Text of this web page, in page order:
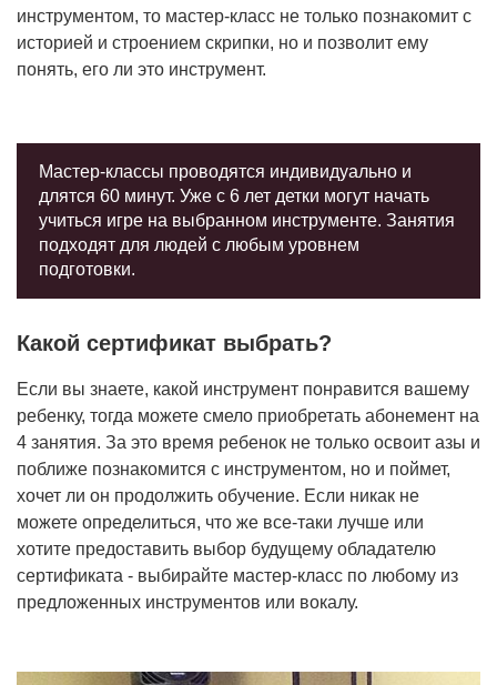
инструментом, то мастер-класс не только познакомит с
историей и строением скрипки, но и позволит ему
понять, его ли это инструмент.
Мастер-классы проводятся индивидуально и
длятся 60 минут. Уже с 6 лет детки могут начать
учиться игре на выбранном инструменте. Занятия
подходят для людей с любым уровнем
подготовки.
Какой сертификат выбрать?
Если вы знаете, какой инструмент понравится вашему
ребенку, тогда можете смело приобретать абонемент на
4 занятия. За это время ребенок не только освоит азы и
поближе познакомится с инструментом, но и поймет,
хочет ли он продолжить обучение. Если никак не
можете определиться, что же все-таки лучше или
хотите предоставить выбор будущему обладателю
сертификата - выбирайте мастер-класс по любому из
предложенных инструментов или вокалу.